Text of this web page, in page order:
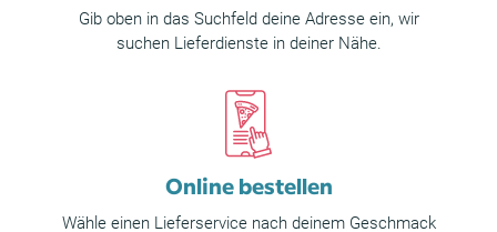
Gib oben in das Suchfeld deine Adresse ein, wir
suchen Lieferdienste in deiner Nähe.
Online bestellen
Wähle einen Lieferservice nach deinem Geschmack